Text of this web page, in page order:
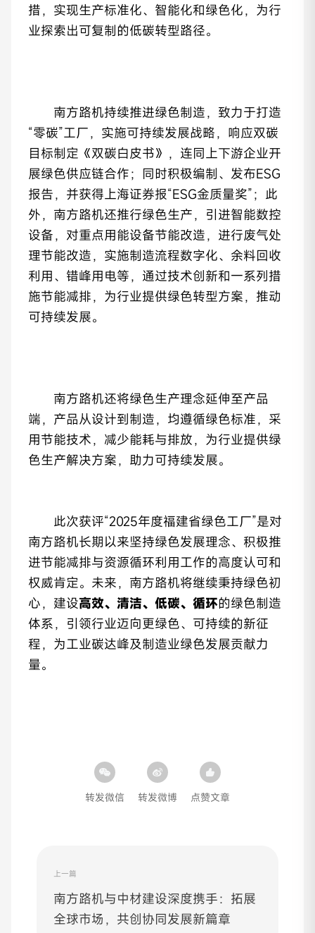
措，实现生产标准化、智能化和绿色化，为行
业探索出可复制的低碳转型路径。
南方路机持续推进绿色制造，致力于打造
“零碳”工厂，实施可持续发展战略，响应双碳
目标制定《双碳白皮书》，连同上下游企业开
展绿色供应链合作；同时积极编制、发布ESG
报告，并获得上海证券报“ESG金质量奖”；此
外，南方路机还推行绿色生产，引进智能数控
设备，对重点用能设备节能改造，进行废气处
理节能改造，实施制造流程数字化、余料回收
利用、错峰用电等，通过技术创新和一系列措
施节能减排，为行业提供绿色转型方案，推动
可持续发展。
南方路机还将绿色生产理念延伸至产品
端，产品从设计到制造，均遵循绿色标准，采
用节能技术，减少能耗与排放，为行业提供绿
色生产解决方案，助力可持续发展。
此次获评“2025年度福建省绿色工厂”是对
南方路机长期以来坚持绿色发展理念、积极推
进节能减排与资源循环利用工作的高度认可和
权威肯定。未来，南方路机将继续秉持绿色初
心，建设高效、清洁、低碳、循环的绿色制造
体系，引领行业迈向更绿色、可持续的新征
程，为工业碳达峰及制造业绿色发展贡献力
量。
转发微信 转发微博 点赞文章
上一篇
南方路机与中材建设深度携手：拓展
全球市场，共创协同发展新篇章